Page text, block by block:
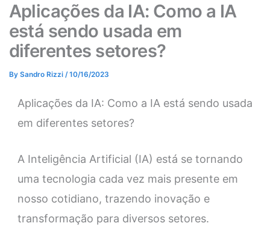
Aplicações da IA: Como a IA
está sendo usada em
diferentes setores?
By Sandro Rizzi /10/16/2023
Aplicações da IA: Como a IA está sendo usada
em diferentes setores?
A Inteligência Artificial (IA) está se tornando
uma tecnologia cada vez mais presente em
nosso cotidiano, trazendo inovação e
transformação para diversos setores.